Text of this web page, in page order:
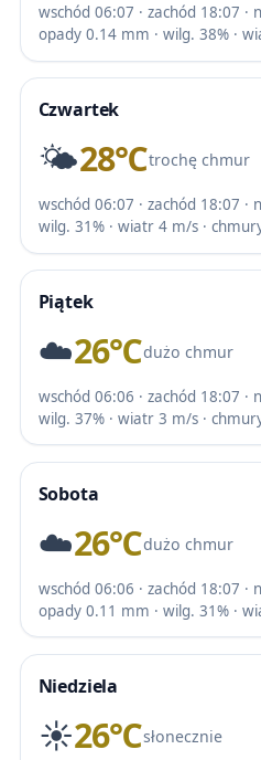
wschód 06:07 · zachód 18:07
opady 0.14 mm · wilg. 38% ·
Czwartek
🌤️28℃trochę chmur
wschód 06:07 · zachód 18:07
wilg. 31% · wiatr 4 m/s ·
Piątek
☁️26℃dużo chmur
wschód 06:06 · zachód 18:07
wilg. 37% · wiatr 3 m/s ·
Sobota
☁️26℃dużo chmur
wschód 06:06 · zachód 18:07
opady 0.11 mm · wilg. 31% ·
Niedziela
☀️26℃słonecznie